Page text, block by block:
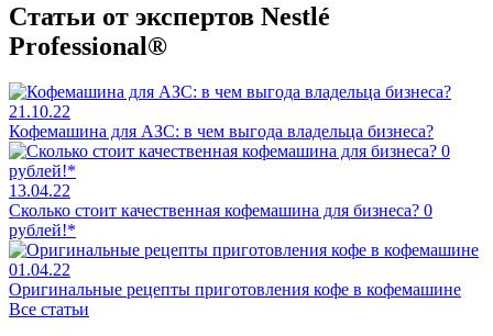
Статьи от экспертов Nestlé
Professional®
21.10.22
Кофемашина для АЗС: в чем выгода владельца бизнеса?
13.04.22
Сколько стоит качественная кофемашина для бизнеса? 0
рублей!*
01.04.22
Оригинальные рецепты приготовления кофе в кофемашине
Все статьи